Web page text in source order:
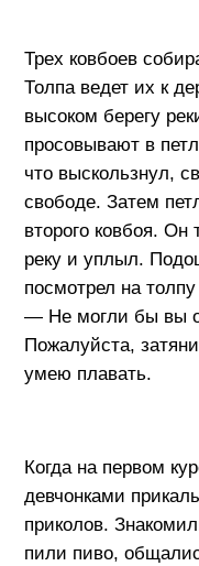
Трех ковбоев
Толпа ведет их к
высоком берегу
просовывают в
что выскользнул,
свободе. Затем
второго ковбоя. Он
реку и уплыл.
посмотрел на
— Не могли бы вы
Пожалуйста,
умею плавать.
Когда на первом
девчонками
приколов.
пили пиво,